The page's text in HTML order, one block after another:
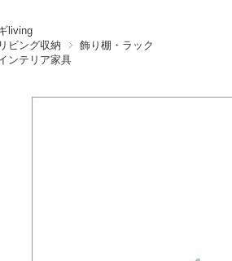
living
ビング収納
飾り棚・ラック
ンテリア家具